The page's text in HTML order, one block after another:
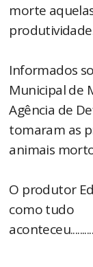
morte
Informados
Municipal de
Agência de
tomaram as
animais
O produtor
como tudo